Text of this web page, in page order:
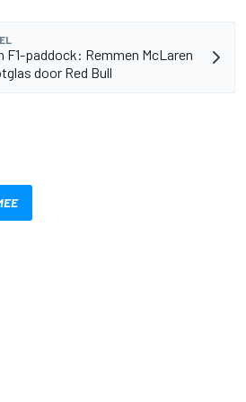
F1-paddock: Remmen McLaren
door Red Bull